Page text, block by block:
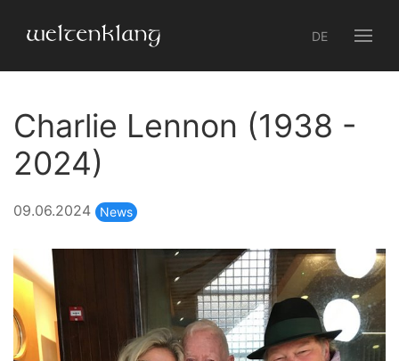
DE
Charlie Lennon (1938 -
2024)
09.06.2024 News